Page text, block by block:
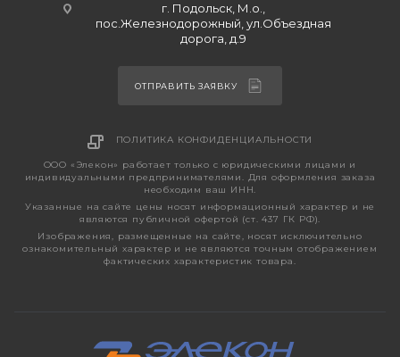
г. Подольск, М.о.,
пос.Железнодорожный, ул.Объездная
дорога, д.9
ОТПРАВИТЬ ЗАЯВКУ
ПОЛИТИКА КОНФИДЕНЦИАЛЬНОСТИ
ООО «Элекон» работает только с юридическими лицами и
индивидуальными предпринимателями. Для оформления заказа
необходим ваш ИНН.
Указанные на сайте цены носят информационный характер и не
являются публичной офертой (ст. 437 ГК РФ).
Изображения, размещенные на сайте, носят исключительно
ознакомительный характер и не являются точным отображением
фактических характеристик товара.